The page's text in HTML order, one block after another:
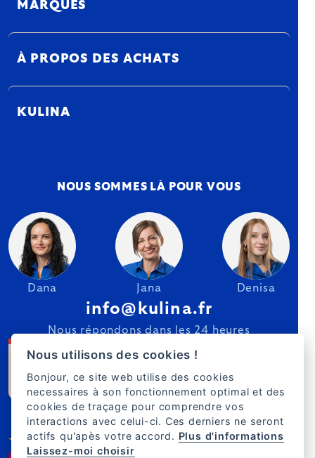
MARQUES
À PROPOS DES ACHATS
KULINA
NOUS SOMMES LÀ POUR VOUS
Dana Jana Denisa
info@kulina.fr
Nous répondons dans les 24 heures
Nous utilisons des cookies !
Bonjour, ce site web utilise des cookies
necessaires à son fonctionnement optimal et des
cookies de traçage pour comprendre vos
interactions avec celui-ci. Ces derniers ne seront
actifs qu'apès votre accord. Plus d'informations
Laissez-moi choisir